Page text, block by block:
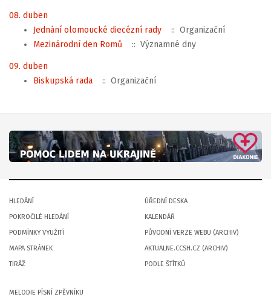
08. duben
Jednání olomoucké diecézní rady
:: Organizační
Mezinárodní den Romů
:: Významné dny
09. duben
Biskupská rada
:: Organizační
HLEDÁNÍ
POKROČILÉ HLEDÁNÍ
PODMÍNKY VYUŽITÍ
MAPA STRÁNEK
TIRÁŽ
ÚŘEDNÍ DESKA
KALENDÁŘ
PŮVODNÍ VERZE WEBU (ARCHIV)
AKTUALNE.CCSH.CZ (ARCHIV)
PODLE ŠTÍTKŮ
MELODIE PÍSNÍ ZPĚVNÍKU